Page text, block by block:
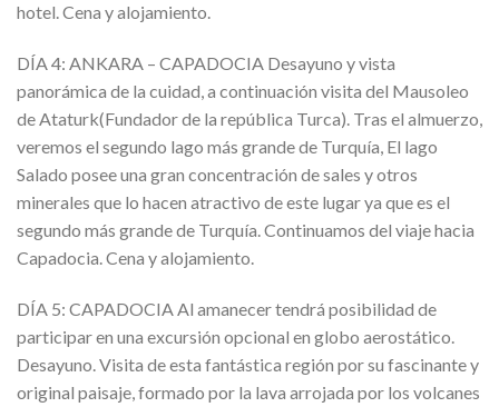
hotel. Cena y alojamiento.
DÍA 4: ANKARA – CAPADOCIA Desayuno y vista
panorámica de la cuidad, a continuación visita del Mausoleo
de Ataturk(Fundador de la república Turca). Tras el almuerzo,
veremos el segundo lago más grande de Turquía, El lago
Salado posee una gran concentración de sales y otros
minerales que lo hacen atractivo de este lugar ya que es el
segundo más grande de Turquía. Continuamos del viaje hacia
Capadocia. Cena y alojamiento.
DÍA 5: CAPADOCIA Al amanecer tendrá posibilidad de
participar en una excursión opcional en globo aerostático.
Desayuno. Visita de esta fantástica región por su fascinante y
original paisaje, formado por la lava arrojada por los volcanes